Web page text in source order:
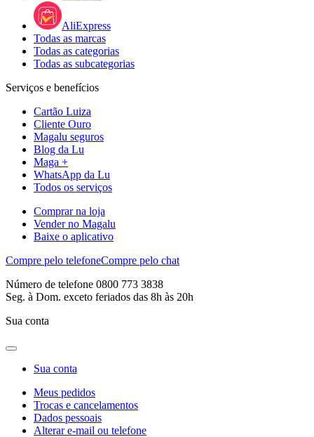
AliExpress
Todas as marcas
Todas as categorias
Todas as subcategorias
Serviços e benefícios
Cartão Luiza
Cliente Ouro
Magalu seguros
Blog da Lu
Maga +
WhatsApp da Lu
Todos os serviços
Comprar na loja
Vender no Magalu
Baixe o aplicativo
Compre pelo telefoneCompre pelo chat
Número de telefone 0800 773 3838
Seg. à Dom. exceto feriados das 8h às 20h
Sua conta
Sua conta
Meus pedidos
Trocas e cancelamentos
Dados pessoais
Alterar e-mail ou telefone